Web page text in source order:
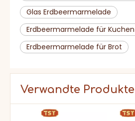
Glas Erdbeermarmelade
Erdbeermarmelade für Kuchen
Erdbeermarmelade für Brot
Verwandte Produkte